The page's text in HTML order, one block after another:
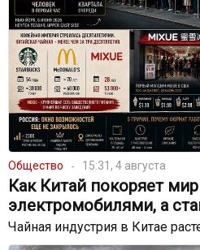
Общество 15:31, 4 августа
Как Китай покоряет
электромобилями, а
Чайная индустрия в Китае